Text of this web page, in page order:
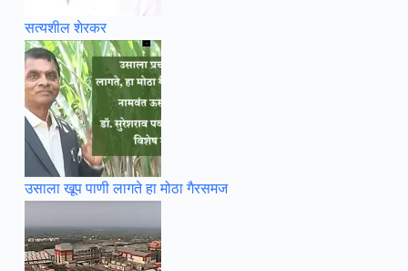
सत्यशील शेरकर
उसाला खूप पाणी लागते हा मोठा गैरसमज